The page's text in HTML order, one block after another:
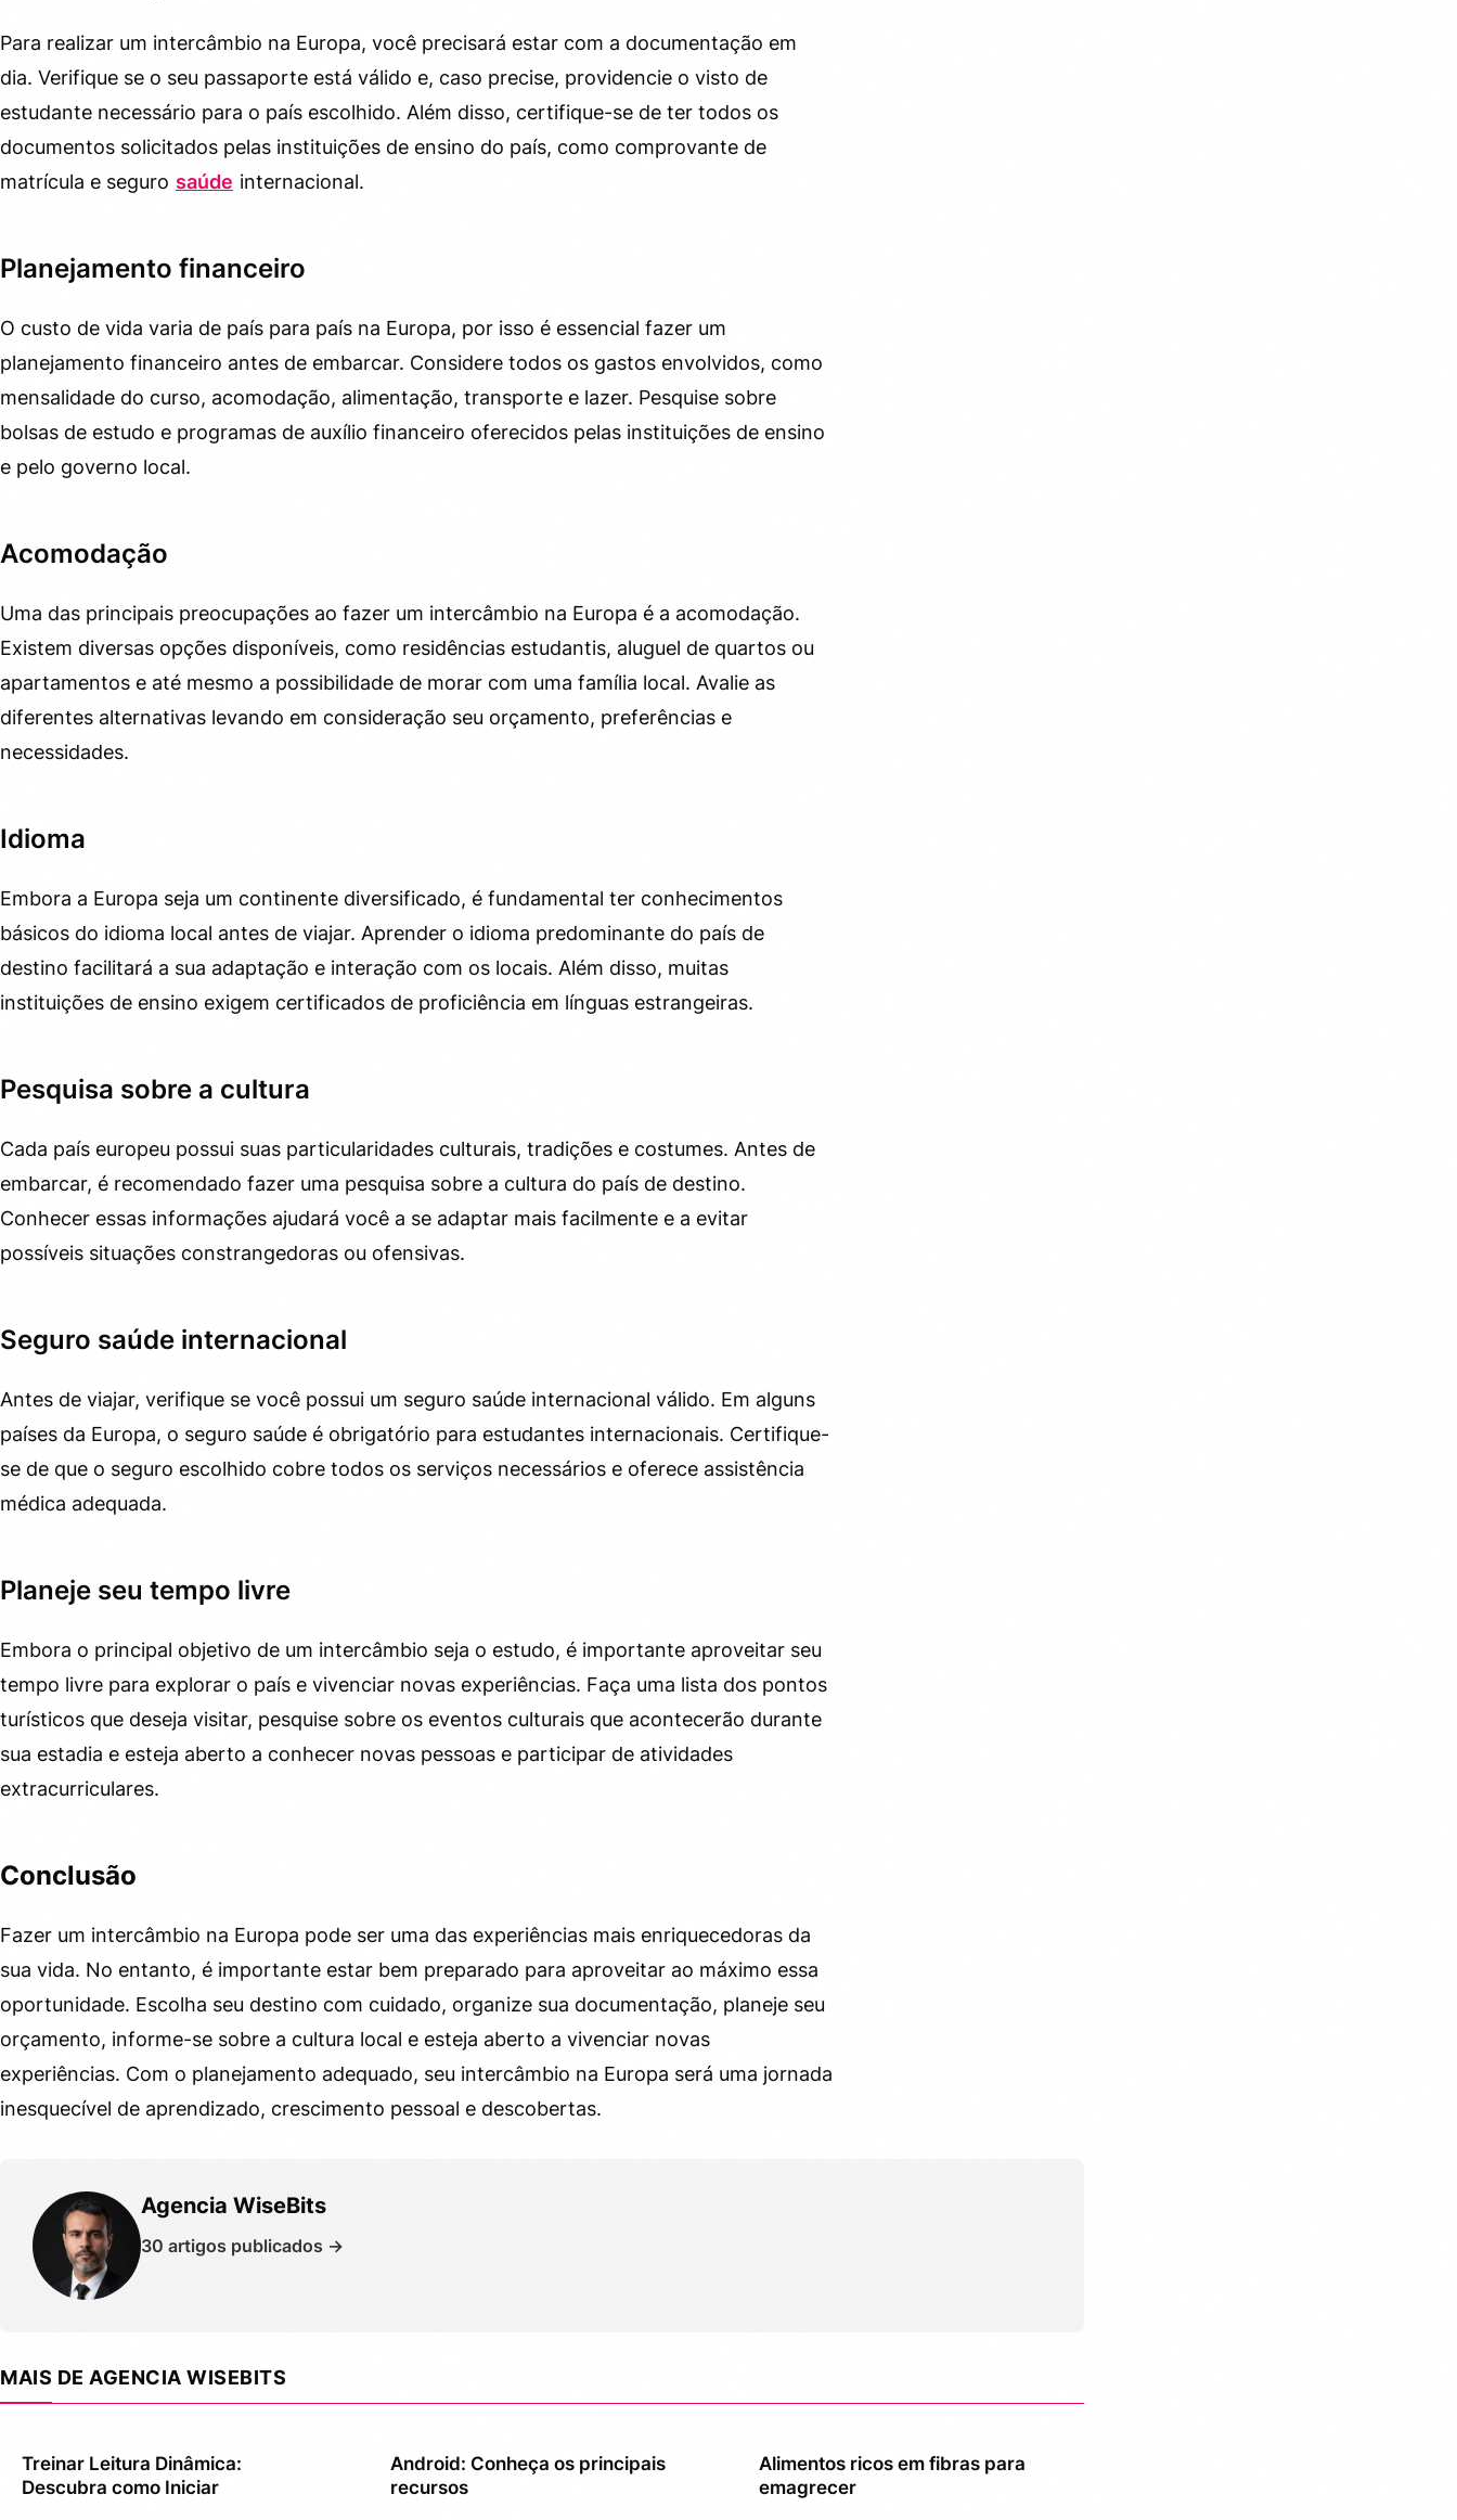
Para realizar um intercâmbio na Europa, você precisará estar com a documentação em
dia. Verifique se o seu passaporte está válido e, caso precise, providencie o visto de
estudante necessário para o país escolhido. Além disso, certifique-se de ter todos os
documentos solicitados pelas instituições de ensino do país, como comprovante de
matrícula e seguro saúde internacional.
Planejamento financeiro
O custo de vida varia de país para país na Europa, por isso é essencial fazer um
planejamento financeiro antes de embarcar. Considere todos os gastos envolvidos, como
mensalidade do curso, acomodação, alimentação, transporte e lazer. Pesquise sobre
bolsas de estudo e programas de auxílio financeiro oferecidos pelas instituições de ensino
e pelo governo local.
Acomodação
Uma das principais preocupações ao fazer um intercâmbio na Europa é a acomodação.
Existem diversas opções disponíveis, como residências estudantis, aluguel de quartos ou
apartamentos e até mesmo a possibilidade de morar com uma família local. Avalie as
diferentes alternativas levando em consideração seu orçamento, preferências e
necessidades.
Idioma
Embora a Europa seja um continente diversificado, é fundamental ter conhecimentos
básicos do idioma local antes de viajar. Aprender o idioma predominante do país de
destino facilitará a sua adaptação e interação com os locais. Além disso, muitas
instituições de ensino exigem certificados de proficiência em línguas estrangeiras.
Pesquisa sobre a cultura
Cada país europeu possui suas particularidades culturais, tradições e costumes. Antes de
embarcar, é recomendado fazer uma pesquisa sobre a cultura do país de destino.
Conhecer essas informações ajudará você a se adaptar mais facilmente e a evitar
possíveis situações constrangedoras ou ofensivas.
Seguro saúde internacional
Antes de viajar, verifique se você possui um seguro saúde internacional válido. Em alguns
países da Europa, o seguro saúde é obrigatório para estudantes internacionais. Certifique-
se de que o seguro escolhido cobre todos os serviços necessários e oferece assistência
médica adequada.
Planeje seu tempo livre
Embora o principal objetivo de um intercâmbio seja o estudo, é importante aproveitar seu
tempo livre para explorar o país e vivenciar novas experiências. Faça uma lista dos pontos
turísticos que deseja visitar, pesquise sobre os eventos culturais que acontecerão durante
sua estadia e esteja aberto a conhecer novas pessoas e participar de atividades
extracurriculares.
Conclusão
Fazer um intercâmbio na Europa pode ser uma das experiências mais enriquecedoras da
sua vida. No entanto, é importante estar bem preparado para aproveitar ao máximo essa
oportunidade. Escolha seu destino com cuidado, organize sua documentação, planeje seu
orçamento, informe-se sobre a cultura local e esteja aberto a vivenciar novas
experiências. Com o planejamento adequado, seu intercâmbio na Europa será uma jornada
inesquecível de aprendizado, crescimento pessoal e descobertas.
Agencia WiseBits
30 artigos publicados →
MAIS DE AGENCIA WISEBITS
Treinar Leitura Dinâmica:
Descubra como Iniciar
Android: Conheça os principais
recursos
Alimentos ricos em fibras para
emagrecer